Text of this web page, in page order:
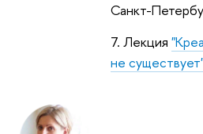
Санкт-
7. Лекция
не